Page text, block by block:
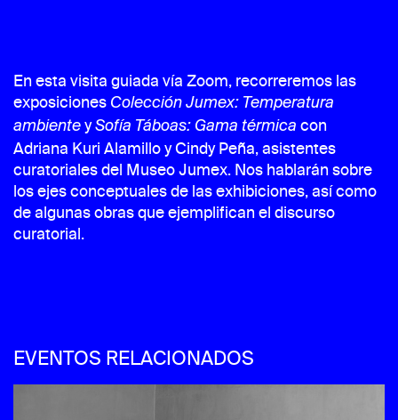
En esta visita guiada vía Zoom, recorreremos las
exposiciones Colección Jumex: Temperatura
ambiente ySofía Táboas: Gama térmica con
Adriana Kuri Alamillo y Cindy Peña, asistentes
curatoriales del Museo Jumex. Nos hablarán sobre
los ejes conceptuales de las exhibiciones, así como
de algunas obras que ejemplifican el discurso
curatorial.
EVENTOS RELACIONADOS